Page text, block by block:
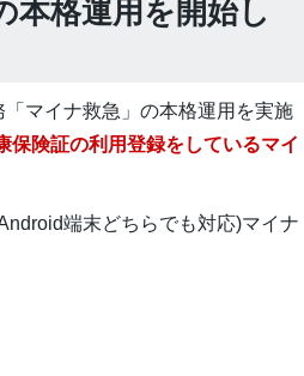
本格運用を開始し
マイナ救急」の本格運用を実施
保険証の利用登録をしているマイ
端末どちらでも対応)マイナ